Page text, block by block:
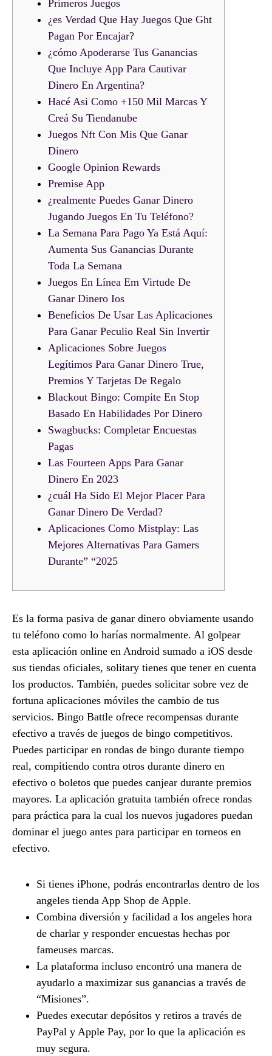
Primeros Juegos
¿es Verdad Que Hay Juegos Que Ght
Pagan Por Encajar?
¿cómo Apoderarse Tus Ganancias
Que Incluye App Para Cautivar
Dinero En Argentina?
Hacé Asi Como +150 Mil Marcas Y
Creá Su Tiendanube
Juegos Nft Con Mis Que Ganar
Dinero
Google Opinion Rewards
Premise App
¿realmente Puedes Ganar Dinero
Jugando Juegos En Tu Teléfono?
La Semana Para Pago Ya Está Aquí:
Aumenta Sus Ganancias Durante
Toda La Semana
Juegos En Línea Em Virtude De
Ganar Dinero Ios
Beneficios De Usar Las Aplicaciones
Para Ganar Peculio Real Sin Invertir
Aplicaciones Sobre Juegos
Legítimos Para Ganar Dinero True,
Premios Y Tarjetas De Regalo
Blackout Bingo: Compite En Stop
Basado En Habilidades Por Dinero
Swagbucks: Completar Encuestas
Pagas
Las Fourteen Apps Para Ganar
Dinero En 2023
¿cuál Ha Sido El Mejor Placer Para
Ganar Dinero De Verdad?
Aplicaciones Como Mistplay: Las
Mejores Alternativas Para Gamers
Durante” “2025
Es la forma pasiva de ganar dinero obviamente usando
tu teléfono como lo harías normalmente. Al golpear
esta aplicación online en Android sumado a iOS desde
sus tiendas oficiales, solitary tienes que tener en cuenta
los productos. También, puedes solicitar sobre vez de
fortuna aplicaciones móviles the cambio de tus
servicios. Bingo Battle ofrece recompensas durante
efectivo a través de juegos de bingo competitivos.
Puedes participar en rondas de bingo durante tiempo
real, compitiendo contra otros durante dinero en
efectivo o boletos que puedes canjear durante premios
mayores. La aplicación gratuita también ofrece rondas
para práctica para la cual los nuevos jugadores puedan
dominar el juego antes para participar en torneos en
efectivo.
Si tienes iPhone, podrás encontrarlas dentro de los
angeles tienda App Shop de Apple.
Combina diversión y facilidad a los angeles hora
de charlar y responder encuestas hechas por
fameuses marcas.
La plataforma incluso encontró una manera de
ayudarlo a maximizar sus ganancias a través de
“Misiones”.
Puedes executar depósitos y retiros a través de
PayPal y Apple Pay, por lo que la aplicación es
muy segura.